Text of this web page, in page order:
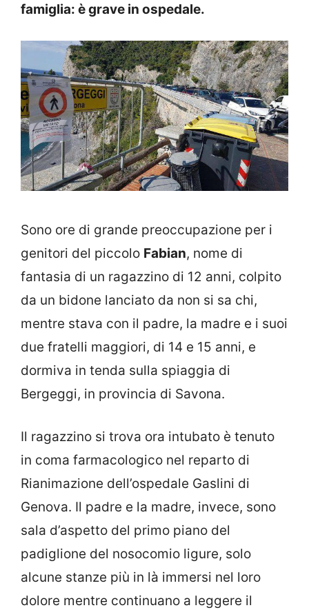
famiglia: è grave in ospedale.
Sono ore di grande preoccupazione per i
genitori del piccolo Fabian, nome di
fantasia di un ragazzino di 12 anni, colpito
da un bidone lanciato da non si sa chi,
mentre stava con il padre, la madre e i suoi
due fratelli maggiori, di 14 e 15 anni, e
dormiva in tenda sulla spiaggia di
Bergeggi, in provincia di Savona.
Il ragazzino si trova ora intubato è tenuto
in coma farmacologico nel reparto di
Rianimazione dell’ospedale Gaslini di
Genova. Il padre e la madre, invece, sono
sala d’aspetto del primo piano del
padiglione del nosocomio ligure, solo
alcune stanze più in là immersi nel loro
dolore mentre continuano a leggere il